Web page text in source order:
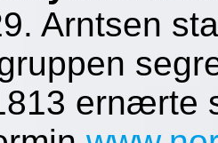
Arntsen
ernærte